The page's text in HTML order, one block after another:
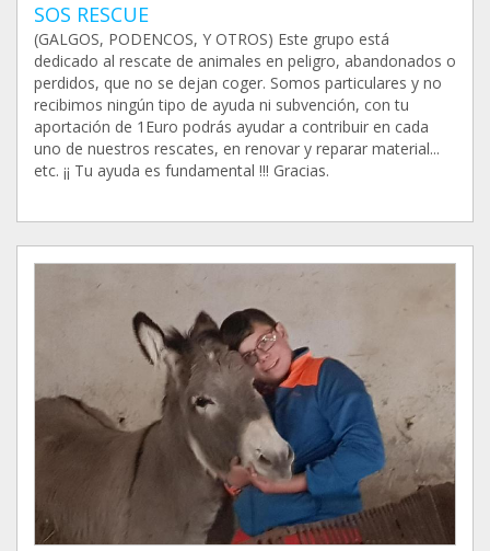
SOS RESCUE
(GALGOS, PODENCOS, Y OTROS) Este grupo está
dedicado al rescate de animales en peligro, abandonados o
perdidos, que no se dejan coger. Somos particulares y no
recibimos ningún tipo de ayuda ni subvención, con tu
aportación de 1Euro podrás ayudar a contribuir en cada
uno de nuestros rescates, en renovar y reparar material...
etc. ¡¡ Tu ayuda es fundamental !!! Gracias.